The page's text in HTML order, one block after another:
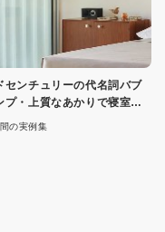
センチュリーの代名詞バブ
プ・上質なあかりで寝室を
の実例集